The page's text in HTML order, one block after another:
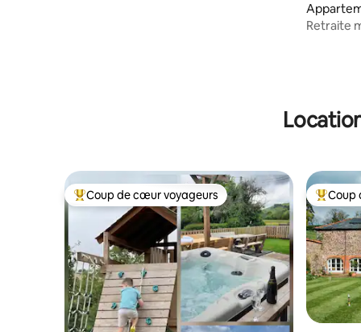
Retraite
Coups de cœur voyageurs les plus appréciés
Coup de cœur voyageurs Coups
Coup